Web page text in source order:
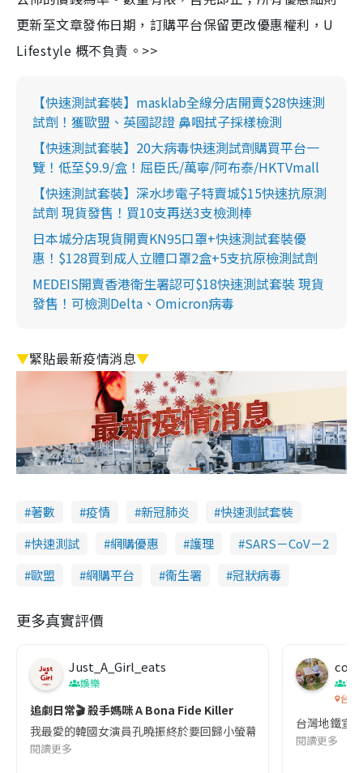
更新至文章發佈日期，訂購平台保留更改優惠權利，U
Lifestyle 概不負責。>>
【快速測試套裝】masklab全線分店開賣$28快速測
試劑！獲歐盟、英國認證 鼻咽拭子採樣檢測
【快速測試套裝】20大病毒快速測試劑購買平台一
覽！低至$9.9/盒！屈臣氏/萬寧/阿布泰/HKTVmall
【快速測試套裝】深水埗電子特賣城$15快速抗原測
試劑 現貨發售！買10支再送3支檢測棒
日本城分店現貨開賣KN95口罩+快速測試套裝優
惠！$128買到成人立體口罩2盒+5支抗原檢測試劑
MEDEIS開賣香港衛生署認可$18快速測試套裝 現貨
發售！可檢測Delta、Omicron病毒
▼緊貼最新疫情消息▼
著數 疫情 新冠肺炎
快速測試套裝
快速測試
網購優惠 護理
SARS－CoV－2
歐盟
網購平台 衞生署 冠狀病毒
更多真實評價
Just_A_Girl_eats
娛樂
追劇日常🎬 殺手媽咪 A Bona Fide Killer
我最愛的韓國女演員孔曉振終於要回歸小螢幕啦!這次的劇本改編
閱讀更多
co
吹
台灣
台灣地鐵宣
閱讀更多